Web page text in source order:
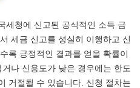
세청에 신고된 공식적인 소득 금
세금 신고를 성실히 이행하고 신
록 긍정적인 결과를 얻을 확률이
나 신용도가 낮은 경우에는 한도
거절될 수 있습니다. 신청 절차는